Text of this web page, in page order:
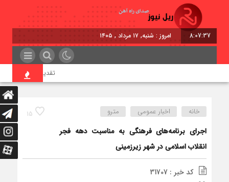
8:07:38 امروز : شنبه, ۱۷ مرداد , ۱۴۰۵
تقدیر معاون اول
15 خانه اخبار عمومی مترو
اجرای برنامه‌های فرهنگی به مناسبت دهه فجر
انقلاب اسلامی در شهر زیرزمینی
کد خبر : 31707